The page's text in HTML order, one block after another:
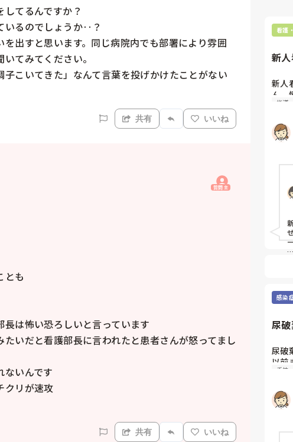
てるんですか？
いるのでしょうか‥？
出すと思います。同じ病院内でも部署により雰囲
てみてください。
こいてきた」なんて言葉を投げかけたことがない
共有 いいね
質問主
とも
は怖い恐ろしいと言っています
いだと看護部長に言われたと患者さんが怒ってまし
ないんです
クリが速攻
共有 いいね
看護
新
新人
ん。
な
か？
力し
指導
感染
尿
尿破
以前
屋
らそ
率な
の
に
手技